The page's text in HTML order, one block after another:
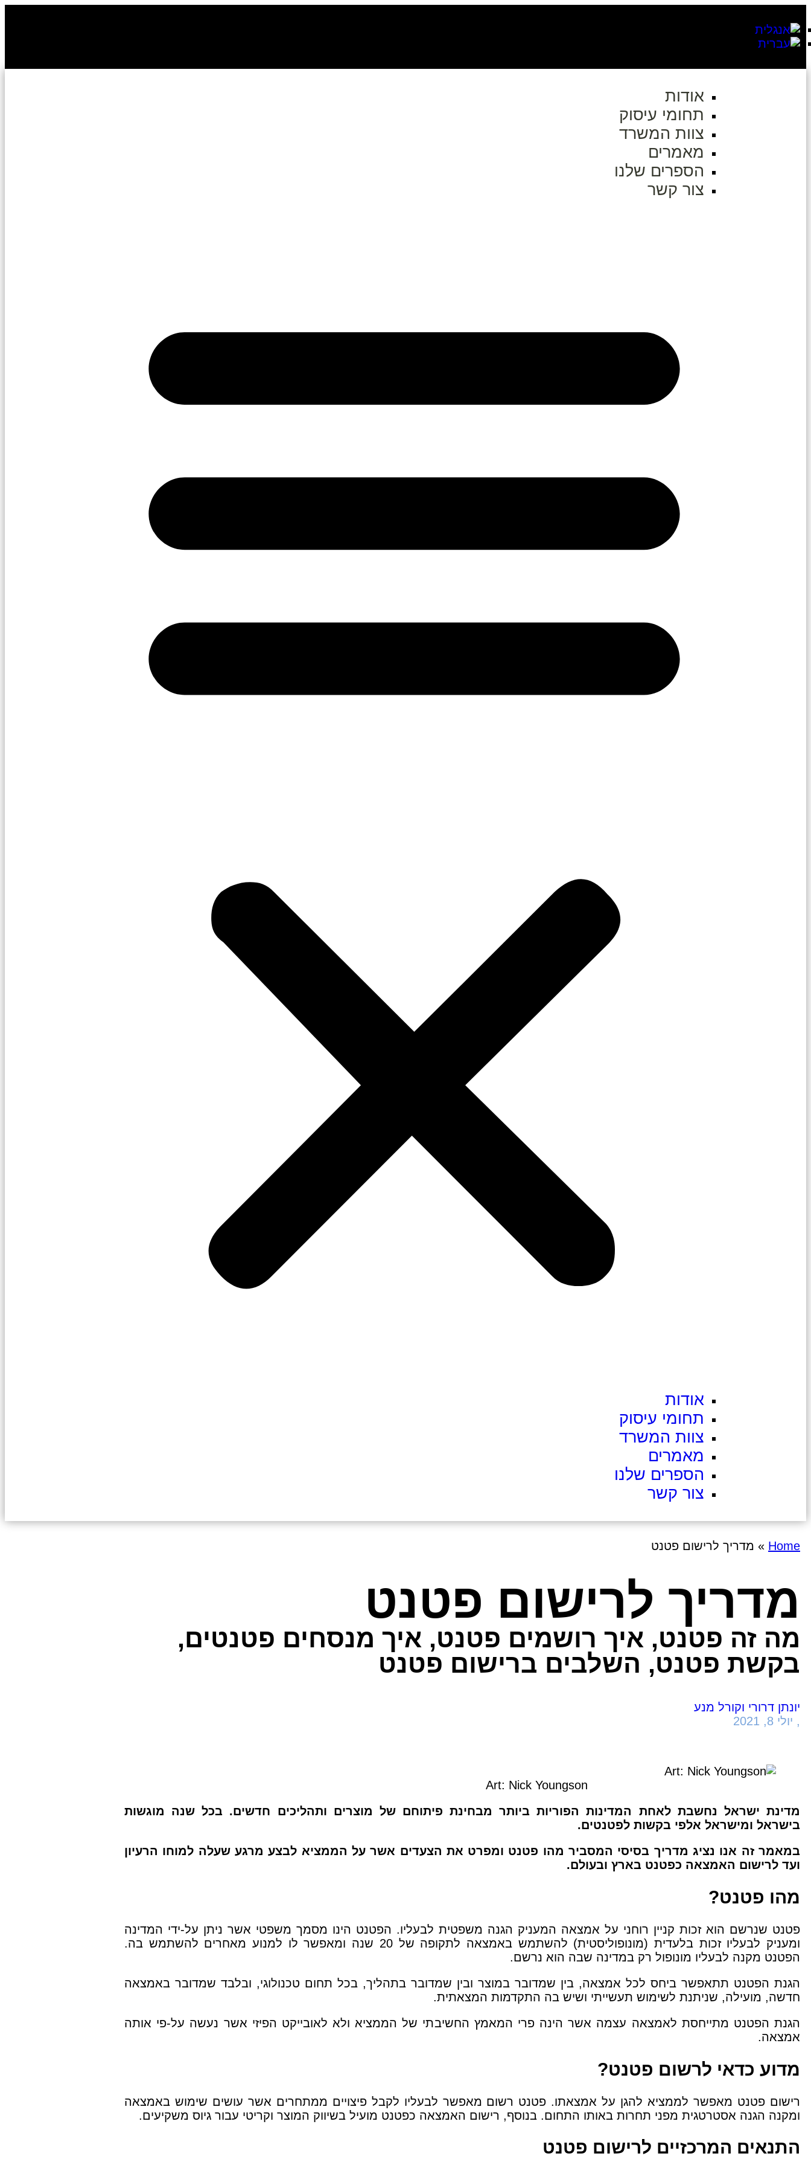
אודות
תחומי עיסוק
צוות המשרד
מאמרים
הספרים שלנו
צור קשר
אודות
תחומי עיסוק
צוות המשרד
מאמרים
הספרים שלנו
צור קשר
Home
» מדריך לרישום פטנט
מדריך לרישום פטנט
מה זה פטנט, איך רושמים פטנט, איך מנסחים פטנטים,
בקשת פטנט, השלבים ברישום פטנט
יונתן דרורי וקורל מנע
, יולי 8, 2021
Art: Nick Youngson
מדינת ישראל נחשבת לאחת המדינות הפוריות ביותר מבחינת פיתוחם של מוצרים ותהליכים חדשים. בכל שנה מוגשות
בישראל ומישראל אלפי בקשות לפטנטים.
במאמר זה אנו נציג מדריך בסיסי המסביר מהו פטנט ומפרט את הצעדים אשר על הממציא לבצע מרגע שעלה למוחו הרעיון
ועד לרישום האמצאה כפטנט בארץ ובעולם.
מהו פטנט?
פטנט שנרשם הוא זכות קניין רוחני על אמצאה המעניק הגנה משפטית לבעליו. הפטנט הינו מסמך משפטי אשר ניתן על-ידי המדינה
ומעניק לבעליו זכות בלעדית (מונופוליסטית) להשתמש באמצאה לתקופה של 20 שנה ומאפשר לו למנוע מאחרים להשתמש בה.
הפטנט מקנה לבעליו מונופול רק במדינה שבה הוא נרשם.
הגנת הפטנט תתאפשר ביחס לכל אמצאה, בין שמדובר במוצר ובין שמדובר בתהליך, בכל תחום טכנולוגי, ובלבד שמדובר באמצאה
חדשה, מועילה, שניתנת לשימוש תעשייתי ושיש בה התקדמות המצאתית.
הגנת הפטנט מתייחסת לאמצאה עצמה אשר הינה פרי המאמץ החשיבתי של הממציא ולא לאובייקט הפיזי אשר נעשה על-פי אותה
אמצאה.
מדוע כדאי לרשום פטנט?
רישום פטנט מאפשר לממציא להגן על אמצאתו. פטנט רשום מאפשר לבעליו לקבל פיצויים ממתחרים אשר עושים שימוש באמצאה
ומקנה הגנה אסטרטגית מפני תחרות באותו התחום. בנוסף, רישום האמצאה כפטנט מועיל בשיווק המוצר וקריטי עבור גיוס משקיעים.
התנאים המרכזיים לרישום פטנט